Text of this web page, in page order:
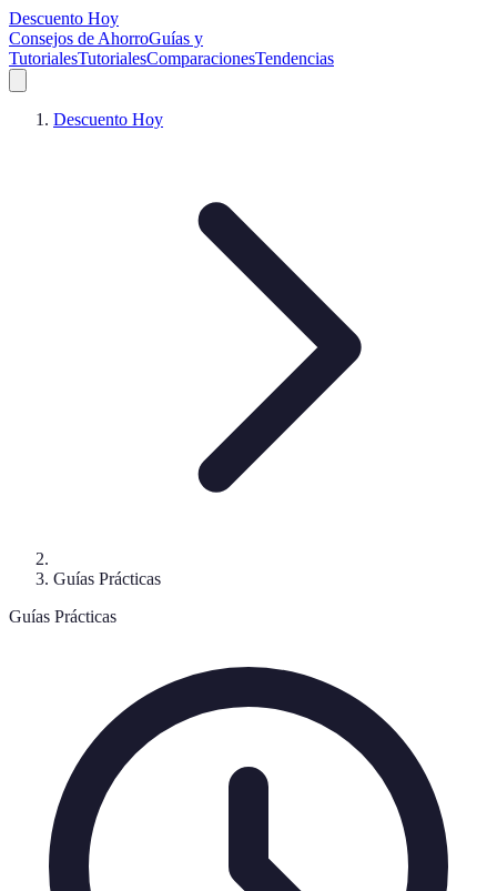
Descuento Hoy
Consejos de AhorroGuías y
TutorialesTutorialesComparacionesTendencias
Descuento Hoy
Guías Prácticas
Guías Prácticas